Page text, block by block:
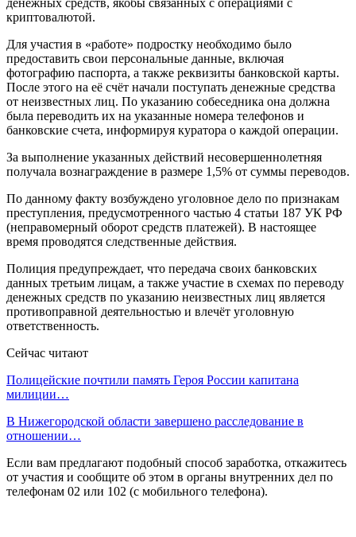
криптовалютой.
Для участия в «работе» подростку необходимо было
предоставить свои персональные данные, включая
фотографию паспорта, а также реквизиты банковской карты.
После этого на её счёт начали поступать денежные средства
от неизвестных лиц. По указанию собеседника она должна
была переводить их на указанные номера телефонов и
банковские счета, информируя куратора о каждой операции.
За выполнение указанных действий несовершеннолетняя
получала вознаграждение в размере 1,5% от суммы переводов.
По данному факту возбуждено уголовное дело по признакам
преступления, предусмотренного частью 4 статьи 187 УК РФ
(неправомерный оборот средств платежей). В настоящее
время проводятся следственные действия.
Полиция предупреждает, что передача своих банковских
данных третьим лицам, а также участие в схемах по переводу
денежных средств по указанию неизвестных лиц является
противоправной деятельностью и влечёт уголовную
ответственность.
Сейчас читают
Полицейские почтили память Героя России капитана
милиции…
В Нижегородской области завершено расследование в
отношении…
Если вам предлагают подобный способ заработка, откажитесь
от участия и сообщите об этом в органы внутренних дел по
телефонам 02 или 102 (с мобильного телефона).